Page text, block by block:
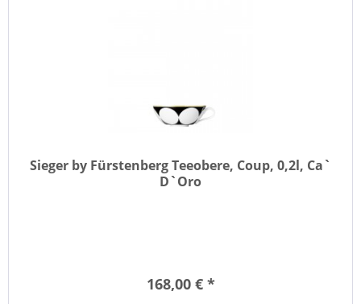
Sieger by Fürstenberg Teeobere, Coup, 0,2l, Ca`
D`Oro
168,00 € *